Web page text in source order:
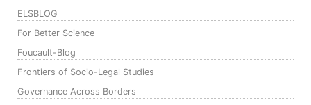
ELSBLOG
For Better Science
Foucault-Blog
Frontiers of Socio-Legal Studies
Governance Across Borders